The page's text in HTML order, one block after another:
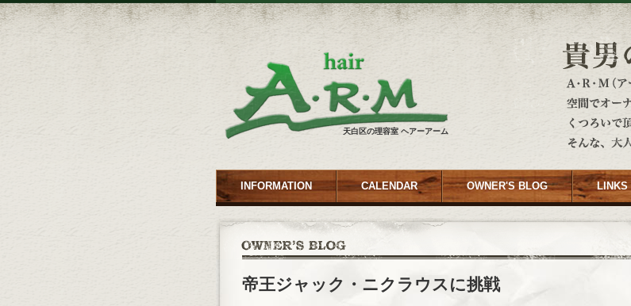
天白区の理容室 ヘアーアーム
INFORMATION CALENDAR OWNER'S BLOG LINKS
帝王ジャック・ニクラウスに挑戦